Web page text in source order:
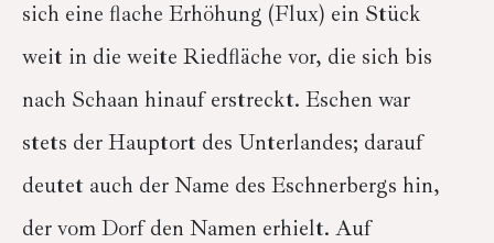
sich eine flache Erhöhung (Flux) ein Stück
weit in die weite Riedfläche vor, die sich bis
nach Schaan hinauf erstreckt. Eschen war
stets der Hauptort des Unterlandes; darauf
deutet auch der Name des Eschnerbergs hin,
der vom Dorf den Namen erhielt. Auf